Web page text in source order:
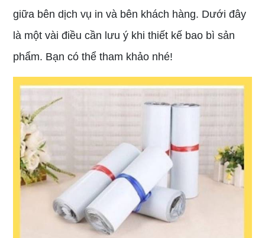
giữa bên dịch vụ in và bên khách hàng. Dưới đây
là một vài điều cần lưu ý khi thiết kế bao bì sản
phẩm. Bạn có thể tham khảo nhé!